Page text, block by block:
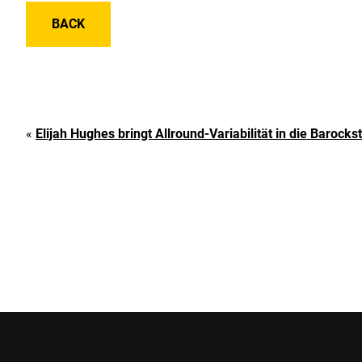
BACK
« Elijah Hughes bringt Allround-Variabilität in die